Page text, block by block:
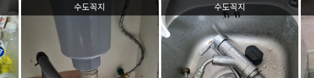
수도꼭지 수도꼭지